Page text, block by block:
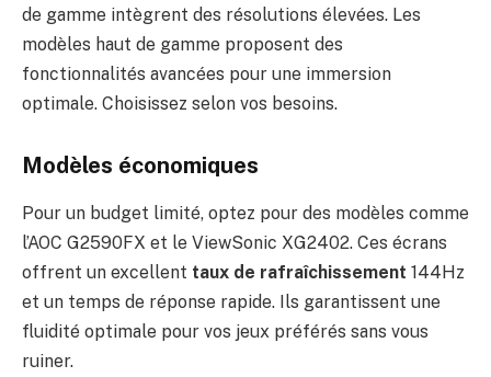
de gamme intègrent des résolutions élevées. Les
modèles haut de gamme proposent des
fonctionnalités avancées pour une immersion
optimale. Choisissez selon vos besoins.
Modèles économiques
Pour un budget limité, optez pour des modèles comme
l’AOC G2590FX et le ViewSonic XG2402. Ces écrans
offrent un excellent taux de rafraîchissement 144Hz
et un temps de réponse rapide. Ils garantissent une
fluidité optimale pour vos jeux préférés sans vous
ruiner.